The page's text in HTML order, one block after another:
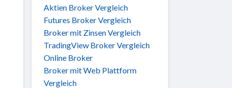
Aktien Broker Vergleich
Futures Broker Vergleich
Broker mit Zinsen Vergleich
TradingView Broker Vergleich
Online Broker
Broker mit Web Plattform
Vergleich